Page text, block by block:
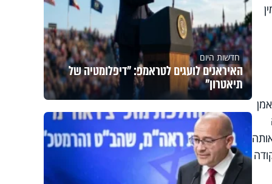
חדשות היום
האיראנים לועגים לטראמפ: "דיפלומטיה של
תיאטרון"